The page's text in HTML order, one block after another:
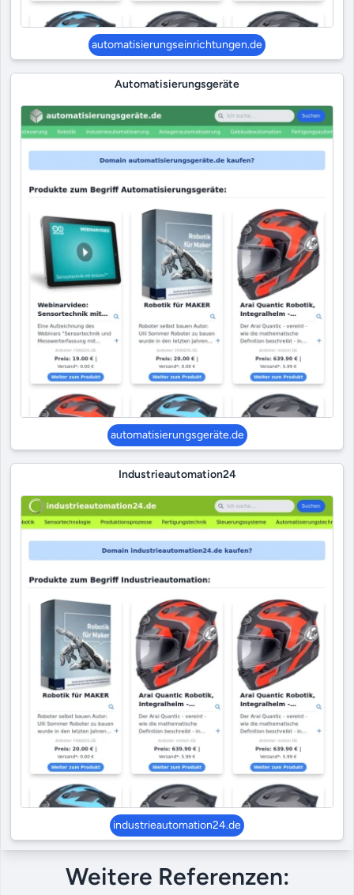
automatisierungseinrichtungen.de
Automatisierungsgeräte
automatisierungsgeräte.de
Industrieautomation24
industrieautomation24.de
Weitere Referenzen: